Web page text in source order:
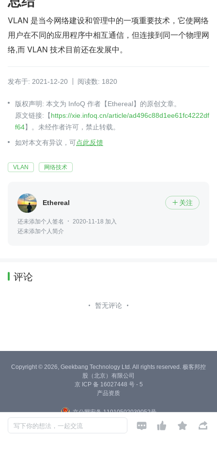
VLAN 是当今网络建设和管理中的一项重要技术，它使网络
用户在不同的应用程序中相互通信，但连接到同一个物理网
络,而 VLAN 技术目前还在发展中。
发布于: 2021-12-20 阅读数: 1820
版权声明: 本文为 InfoQ 作者【Ethereal】的原创文章。
原文链接:【https://xie.infoq.cn/article/ad496c88d1ee61fc4222df
f64】。未经作者许可，禁止转载。
如对本文有异议，可点此反馈
VLAN 网络技术
Ethereal  关注
还未添加个人签名
2020-11-18 加入
还未添加个人简介
评论
暂无评论
写下你的想法，一起交流    
Copyright © 2026, Geekbang Technology Ltd. All rights reserved. 极客邦控
股（北京）有限公司
京 ICP 备 16027448 号 - 5
产品资质
京公网安备 11010502039052号